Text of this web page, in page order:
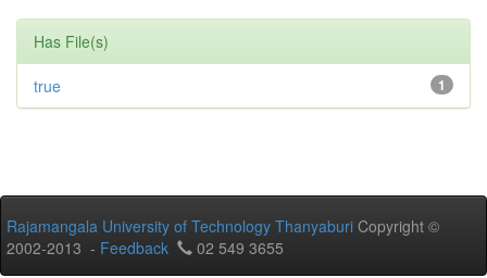
Has File(s)
1
true
Rajamangala University of Technology Thanyaburi Copyright ©
2002-2013 - Feedback 02 549 3655